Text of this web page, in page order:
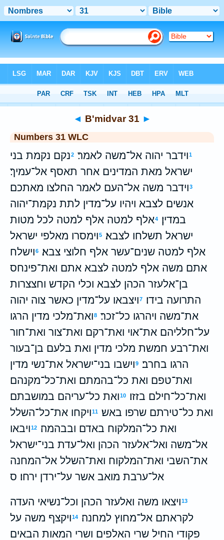
> B'midvar 31
◄ B'midvar 31 ►
Numbers 31 WLC
1וידבר יהוה אל־משה לאמר׃ 2נקם נקמת בני
ישראל מאת המדינים אחר תאסף אל־עמיך׃
3וידבר משה אל־העם לאמר החלצו מאתכם
אנשים לצבא ויהיו על־מדין לתת נקמת־יהוה
במדין׃
4אלף למטה אלף למטה לכל מטות
ישראל תשלחו לצבא׃
5וימסרו מאלפי ישראל
אלף למטה שנים־עשר אלף חלוצי צבא׃
6וישלח
אתם משה אלף למטה לצבא אתם ואת־פינחס
בן־אלעזר הכהן לצבא וכלי הקדש וחצצרות
התרועה בידו׃
7ויצבאו על־מדין כאשר צוה יהוה
את־משה ויהרגו כל־זכר׃ 8ואת־מלכי מדין הרגו
על־חלליהם את־אוי ואת־רקם ואת־צור ואת־חור
ואת־רבע חמשת מלכי מדין ואת בלעם בן־בעור
הרגו בחרב׃ 9וישבו בני־ישראל את־נשי מדין
ואת־טפם ואת כל־בהמתם ואת־כל־מקנהם
ואת־כל־חילם בזזו׃
10ואת כל־עריהם במושבתם
ואת כל־טירתם שרפו באש׃ 11ויקחו את־כל־השלל
ואת כל־המלקוח באדם ובבהמה׃
12ויבאו
אל־משה ואל־אלעזר הכהן ואל־עדת בני־ישראל
את־השבי ואת־המלקוח ואת־השלל אל־המחנה
אל־ערבת מואב אשר על־ירדן ירחו׃ ס
13ויצאו משה ואלעזר הכהן וכל־נשיאי העדה
לקראתם אל־מחוץ למחנה׃
14ויקצף משה על
פקודי החיל שרי האלפים ושרי המאות הבאים